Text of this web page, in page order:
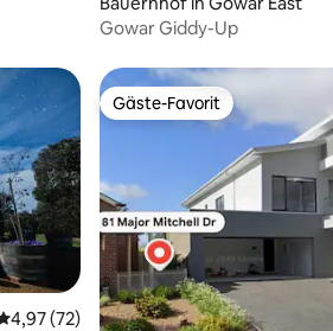
Gowar Giddy-Up
Bewertungen Bewertung: 4,97 von 5,
4,97 (72)
Gäste-Favorit
Gäste-Favorit